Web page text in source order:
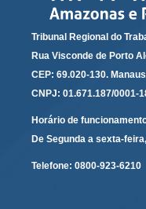
grau
Perguntas
Eventos
Portal Execução
Portal dos
Pequeno Valor
Tribunal Regional do
Rua Visconde de Porto
CEP: 69.020-130.
CNPJ: 01.671.187/0001-
Horário de
De Segunda a sexta-
Telefone: 0800-923-6210